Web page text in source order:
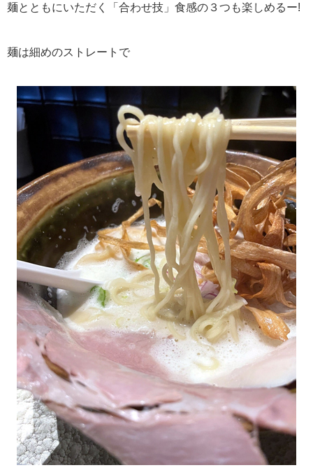
麺とともにいただく「合わせ技」食感の３つも楽しめるー!
麺は細めのストレートで